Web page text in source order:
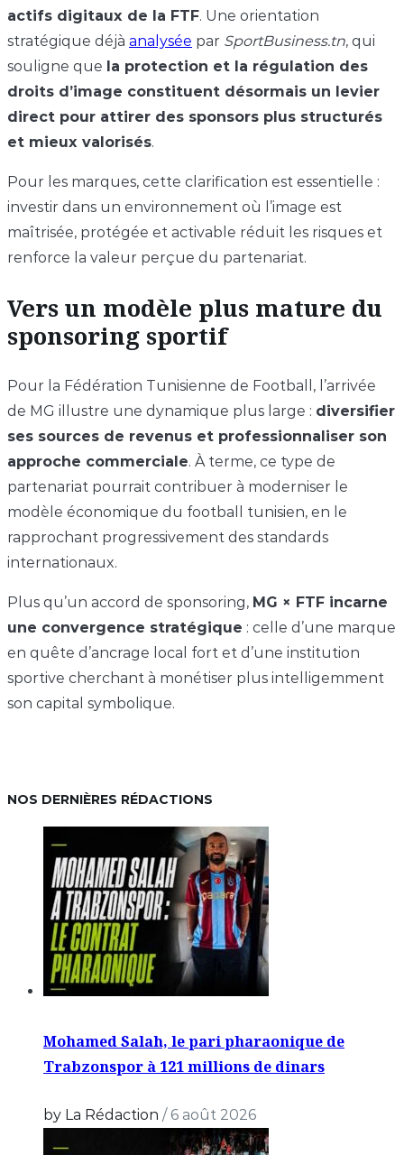
actifs digitaux de la FTF. Une orientation
stratégique déjà analysée par SportBusiness.tn, qui
souligne que la protection et la régulation des
droits d’image constituent désormais un levier
direct pour attirer des sponsors plus structurés
et mieux valorisés.
Pour les marques, cette clarification est essentielle :
investir dans un environnement où l’image est
maîtrisée, protégée et activable réduit les risques et
renforce la valeur perçue du partenariat.
Vers un modèle plus mature du
sponsoring sportif
Pour la Fédération Tunisienne de Football, l’arrivée
de MG illustre une dynamique plus large : diversifier
ses sources de revenus et professionnaliser son
approche commerciale. À terme, ce type de
partenariat pourrait contribuer à moderniser le
modèle économique du football tunisien, en le
rapprochant progressivement des standards
internationaux.
Plus qu’un accord de sponsoring, MG × FTF incarne
une convergence stratégique : celle d’une marque
en quête d’ancrage local fort et d’une institution
sportive cherchant à monétiser plus intelligemment
son capital symbolique.
NOS DERNIÈRES RÉDACTIONS
Mohamed Salah, le pari pharaonique de
Trabzonspor à 121 millions de dinars
by La Rédaction / 6 août 2026